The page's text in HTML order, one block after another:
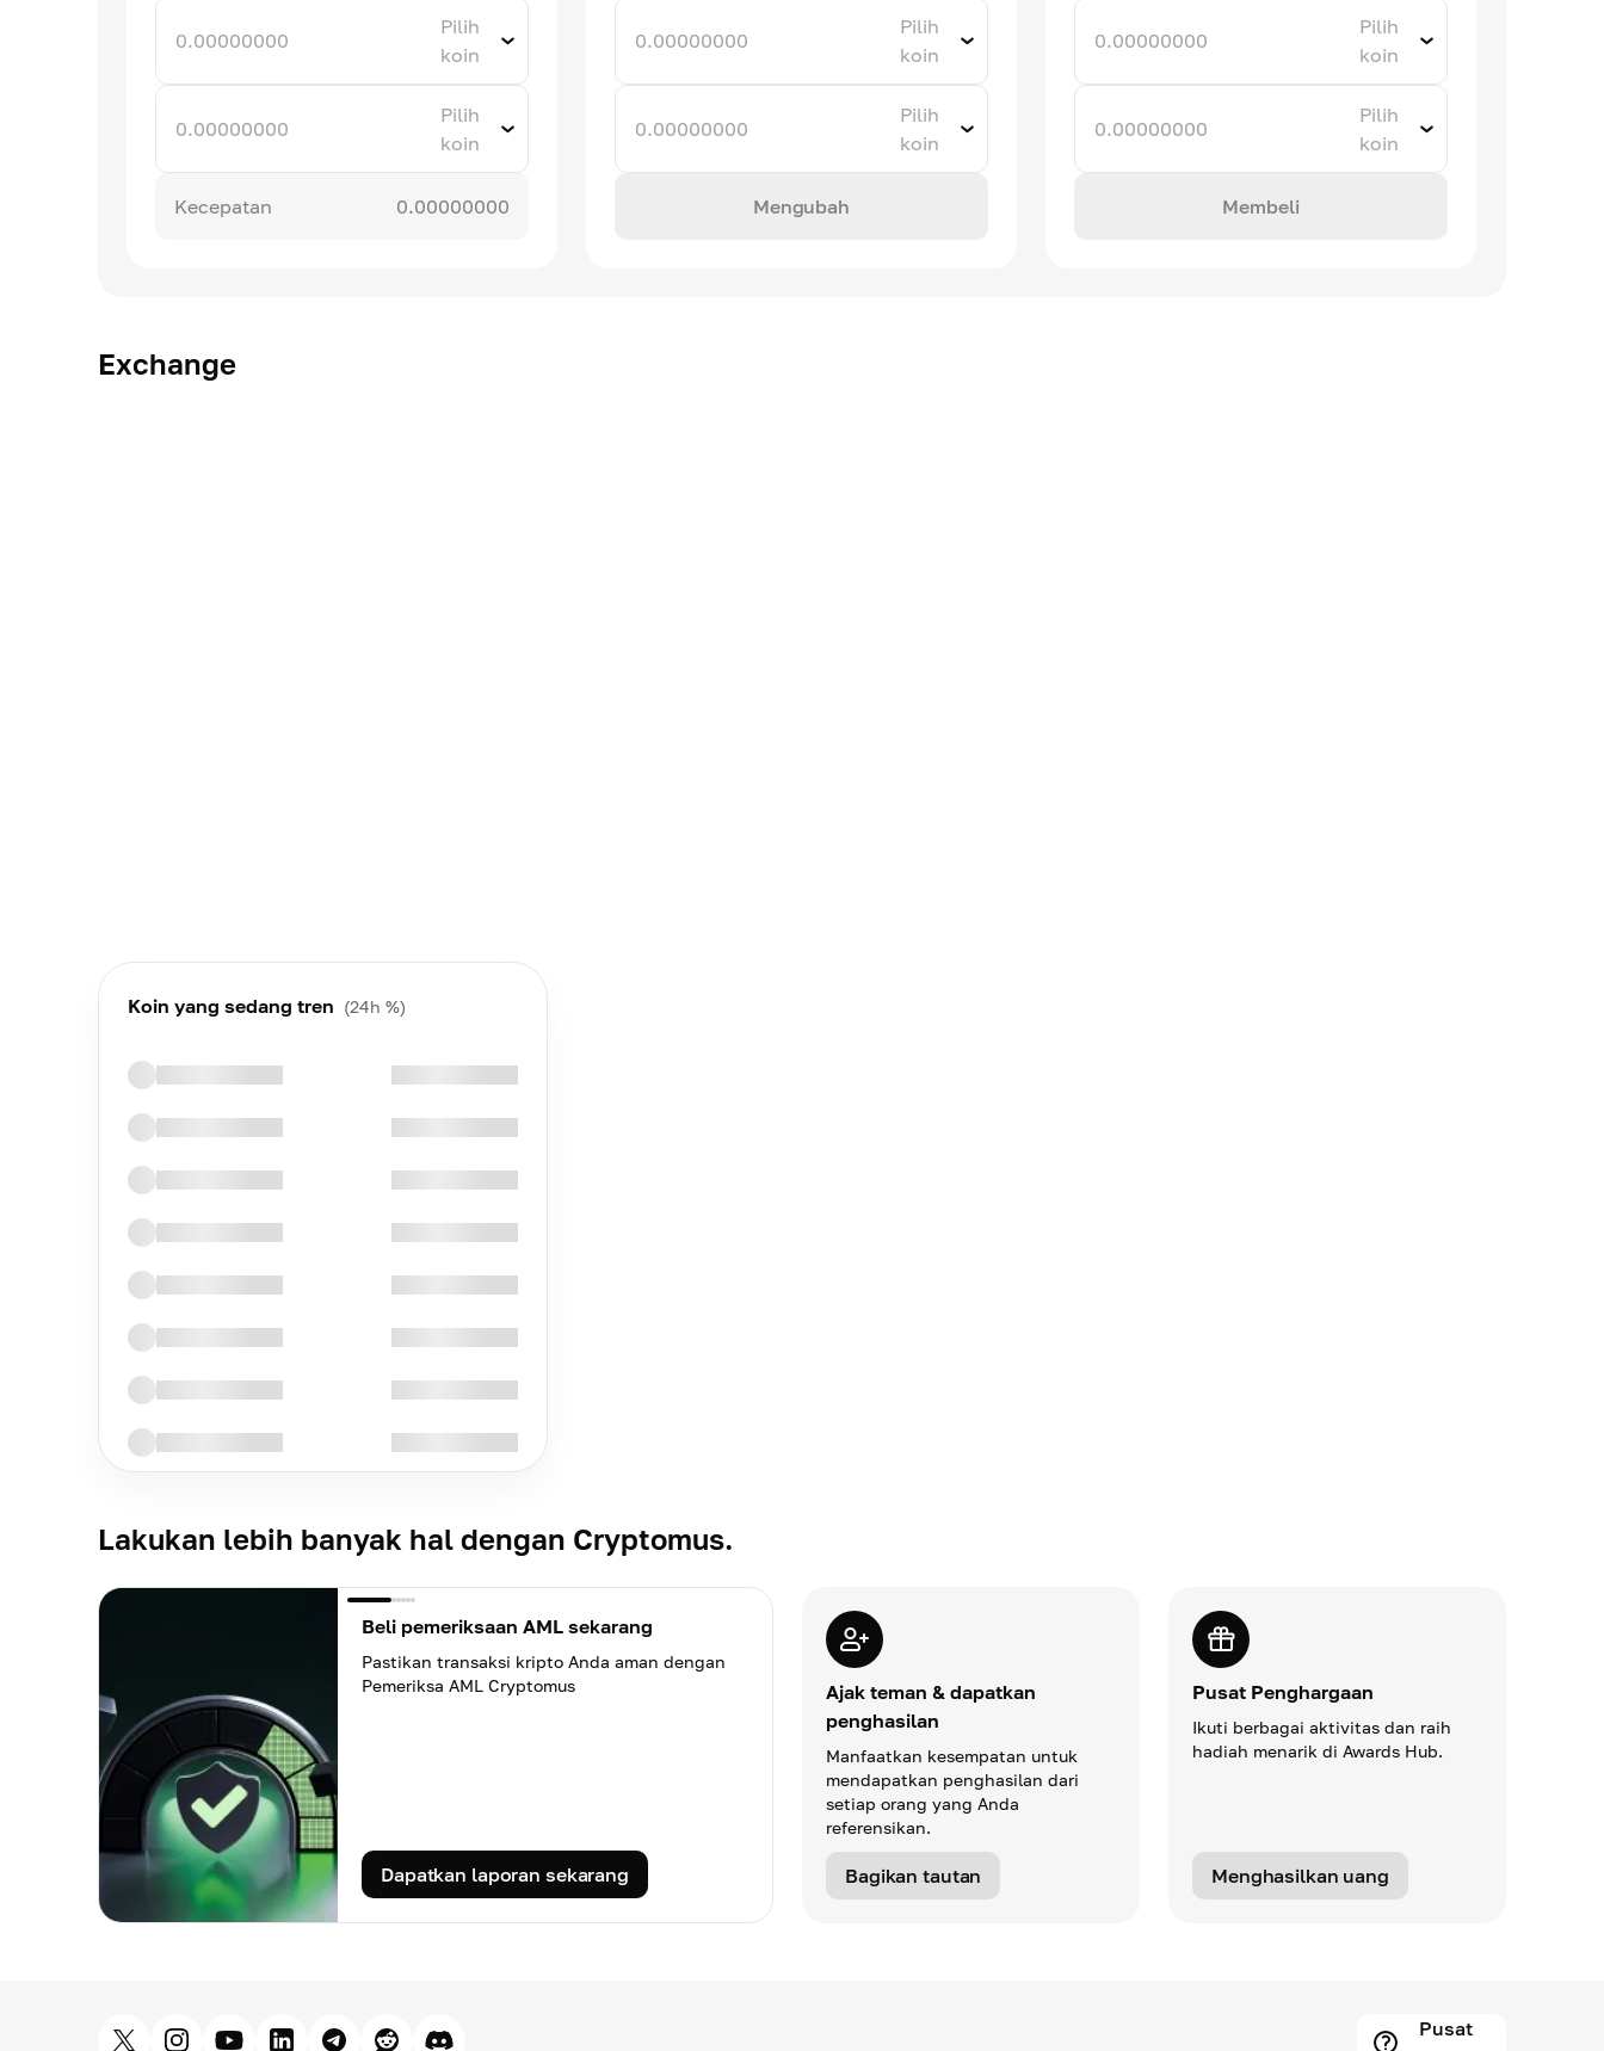
Pilih
koin
Pilih
koin
Kecepatan 0.00000000
Pilih
koin
Pilih
koin
Mengubah
Pilih
koin
Pilih
koin
Membeli
Exchange
Koin yang sedang tren (24h %)
Lakukan lebih banyak hal dengan Cryptomus.
Beli pemeriksaan AML sekarang
Pastikan transaksi kripto Anda aman dengan
Pemeriksa AML Cryptomus
Dapatkan laporan sekarang
Bergabunglah dengan komunitas
Cryptomus di Telegram!
Terhubung dengan pengguna, tetap dapatkan
berita terbaru, dan selami dunia
cryptocurrency.
Bergabung sekarang
Dapatkan 20% APR pada Staking TRX
Waktu terbaik untuk mendapatkan
pasif dari staking TRX adalah sekarang!
20% APR kini tersedia.
Pelajari lebih lanjut
Ajak teman & dapatkan
penghasilan
Manfaatkan kesempatan untuk
mendapatkan penghasilan dari
setiap orang yang Anda
referensikan.
Bagikan tautan
Pusat Penghargaan
Ikuti berbagai aktivitas dan raih
hadiah menarik di Awards Hub.
Menghasilkan uang
Pusat